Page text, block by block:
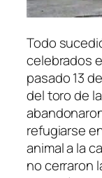
Todo
celebrados
pasado 13
del toro de
refugiarse
animal a la
no cerraron